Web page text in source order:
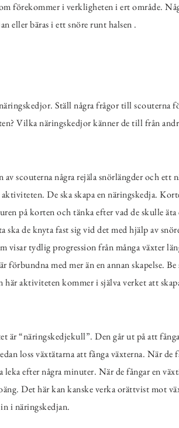
förekommer i verkligheten i ert område.
eller bäras i ett snöre runt halsen .
Ställ några frågor till scouterna
Vilka näringskedjor känner de till från
av scouterna några rejäla snörlängder och
De ska skapa en näringskedja.
på korten och tänka efter vad de skulle
ska de knyta fast sig vid det med hjälp av
visar tydlig progression från många växter
förbundna med mer än en annan skapelse.
här aktiviteten kommer i själva verket att
är “näringskedjekull”. Den går ut på att
loss växtätarna att fånga växterna. När
efter några minuter. När de fångar en
Det här kan kanske verka orättvist mot
i näringskedjan.